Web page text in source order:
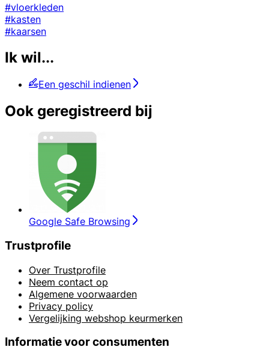
#vloerkleden
#kasten
#kaarsen
Ik wil...
Een geschil indienen
Ook geregistreerd bij
Google Safe Browsing
Trustprofile
Over Trustprofile
Neem contact op
Algemene voorwaarden
Privacy policy
Vergelijking webshop keurmerken
Informatie voor consumenten